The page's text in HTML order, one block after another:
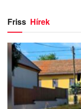
Friss Hírek